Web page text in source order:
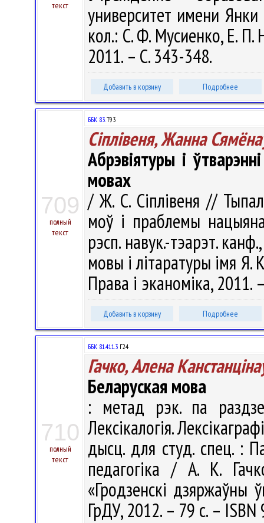
текст
университет имени
кол.: С. Ф. Мусиенко, Е. П.
2011. – С. 343-348.
Добавить в корзину Подробнее
709
полный
текст
ББК 83.Т93
Сіплівеня, Жанна
Абрэвіятуры і
мовах
/ Ж. С. Сіплівеня //
моў і праблемы
рэсп. навук.-тэарэт.
мовы і літаратуры імя Я.
Права i эканомiка, 2011.
Добавить в корзину Подробнее
710
полный
текст
ББК 81.411.3 Г24
Гачко, Алена
Беларуская мова
: метад рэк. па
Лексікалогія.
дысц. для студ. спец. :
педагогіка / А. К.
«Гродзенскі дзяржаўны
ГрДУ, 2012. – 79 с. –